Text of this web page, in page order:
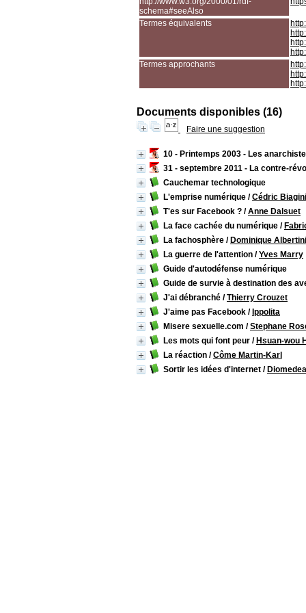
schema#seeAlso
Termes équivalents
Termes approchants
Documents disponibles (16)
Faire une suggestion
10 - Printemps 2003 - Les
31 - septembre 2011 - La contre-
Cauchemar technologique
L'emprise numérique /Cédric Biagini
T'es sur Facebook ? /Anne Dalsuet
La face cachée du numérique /
La fachosphère / Dominique Albertini
La guerre de l'attention /Yves Marry
Guide d'autodéfense numérique
Guide de survie à destination des
J'ai débranché /Thierry Crouzet
J'aime pas Facebook / Ippolita
Misere sexuelle.com /Stephane
Les mots qui font peur / Hsuan-wou
La réaction /Côme Martin-Karl
Sortir les idées d'internet / Diomedea